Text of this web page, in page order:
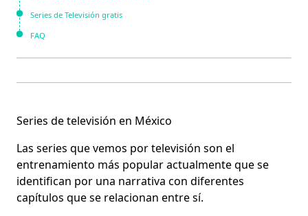
Series de Televisión gratis
FAQ
Series de televisión en México
Las series que vemos por televisión son el
entrenamiento más popular actualmente que se
identifican por una narrativa con diferentes
capítulos que se relacionan entre sí.